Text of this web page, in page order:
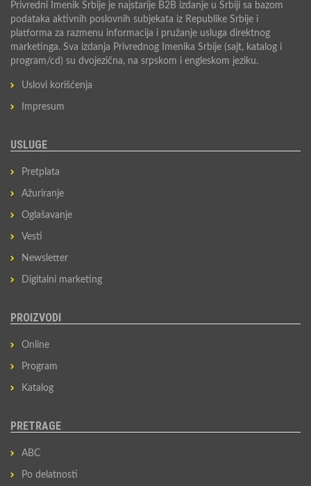
Privredni Imenik Srbije je najstarije B2B izdanje u Srbiji sa bazom
podataka aktivnih poslovnih subjekata iz Republike Srbije i
platforma za razmenu informacija i pružanje usluga direktnog
marketinga. Sva izdanja Privrednog Imenika Srbije (sajt, katalog i
program/cd) su dvojezična, na srpskom i engleskom jeziku.
Uslovi korišćenja
Impresum
USLUGE
Pretplata
Ažuriranje
Oglašavanje
Vesti
Newsletter
Digitalni marketing
PROIZVODI
Online
Program
Katalog
PRETRAGE
ABC
Po delatnosti